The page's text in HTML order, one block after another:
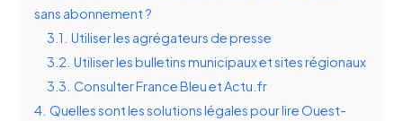
sans abonnement ?
3.1. Utiliser les agrégateurs de presse
3.2. Utiliser les bulletins municipaux et sites régionaux
3.3. Consulter France Bleu et Actu.fr
4. Quelles sont les solutions légales pour lire Ouest-